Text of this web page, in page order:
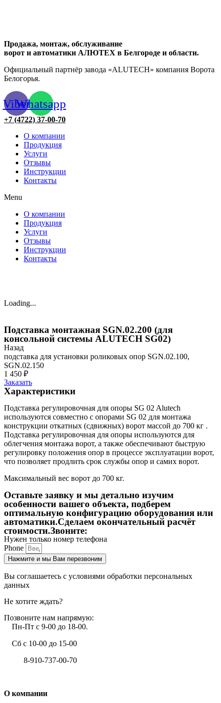
Продажа, монтаж, обслуживание
ворот и автоматики АЛЮТЕХ в Белгороде и области.
Официальный партнёр завода «ALUTECH» компания Ворота
Белогорья.
ViberWhatsapp
+7 (4722) 37-00-70
О компании
Продукция
Услуги
Отзывы
Инструкции
Контакты
Menu
О компании
Продукция
Услуги
Отзывы
Инструкции
Контакты
Loading...
Подставка монтажная SGN.02.200 (для
консольной системы ALUTECH SG02)
Назад
подставка для установки роликовых опор SGN.02.100,
SGN.02.150
1 450 ₽
Заказать
Характеристики
Подставка регулировочная для опоры SG 02 Alutech
используются совместно с опорами SG 02 для монтажа
конструкции откатных (сдвижных) ворот массой до 700 кг .
Подставка регулировочная для опоры используются для
облегчения монтажа ворот, а также обеспечивают быструю
регулировку положения опор в процессе эксплуатации ворот,
что позволяет продлить срок службы опор и самих ворот.
Максимальный вес ворот до 700 кг.
Оставьте заявку и мы детально изучим
особенности вашего объекта, подберем
оптимальную конфигурацию оборудования или
автоматики.Сделаем окончательный расчёт
стоимости.Звоните:
Нужен только номер телефона
Phone
Нажмите и мы Вам перезвоним
Вы соглашаетесь с условиями обработки персональных
данных
Не хотите ждать?
Позвоните нам напрямую:
Пн-Пт с 9-00 до 18-00.
Сб с 10-00 до 15-00
8-910-737-00-70
О компании